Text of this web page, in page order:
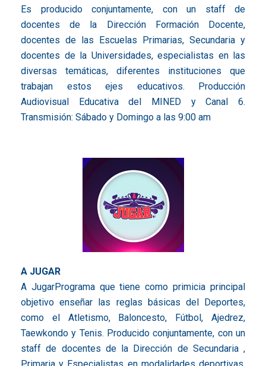
Es producido conjuntamente, con un staff de
docentes de la Dirección Formación Docente,
docentes de las Escuelas Primarias, Secundaria y
docentes de la Universidades, especialistas en las
diversas temáticas, diferentes instituciones que
trabajan estos ejes educativos. Producción
Audiovisual Educativa del MINED y Canal 6.
Transmisión: Sábado y Domingo a las 9:00 am
A JUGAR
A JugarPrograma que tiene como primicia principal
objetivo enseñar las reglas básicas del Deportes,
como el Atletismo, Baloncesto, Fútbol, Ajedrez,
Taewkondo y Tenis. Producido conjuntamente, con un
staff de docentes de la Dirección de Secundaria ,